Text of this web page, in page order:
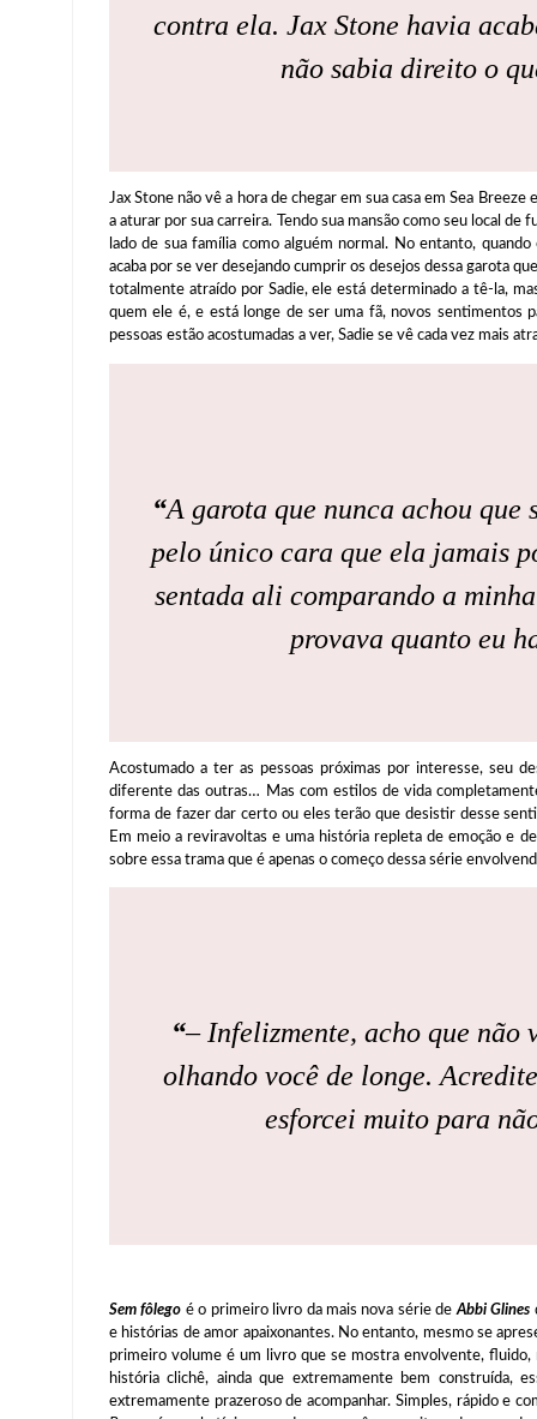
contra ela. Jax Stone havia
não sabia direito o
Jax Stone não vê a hora de chegar em sua casa em Sea
a aturar por sua carreira. Tendo sua mansão como seu local
lado de sua família como alguém normal. No entanto,
acaba por se ver desejando cumprir os desejos dessa garota
totalmente atraído por Sadie, ele está determinado a tê-la,
quem ele é, e está longe de ser uma fã, novos sentimentos
pessoas estão acostumadas a ver, Sadie se vê cada vez mais
“A garota que nunca achou
pelo único cara que ela jamais
sentada ali comparando a
provava quanto eu
Acostumado a ter as pessoas próximas por interesse, seu
diferente das outras… Mas com estilos de vida
forma de fazer dar certo ou eles terão que desistir desse
Em meio a reviravoltas e uma história repleta de emoção e
sobre essa trama que é apenas o começo dessa série
“– Infelizmente, acho que não
olhando você de longe.
esforcei muito para
Sem fôlego é o primeiro livro da mais nova série deAbbi Glines
e histórias de amor apaixonantes. No entanto, mesmo se
primeiro volume é um livro que se mostra envolvente,
história clichê, ainda que extremamente bem construída,
extremamente prazeroso de acompanhar. Simples, rápido e